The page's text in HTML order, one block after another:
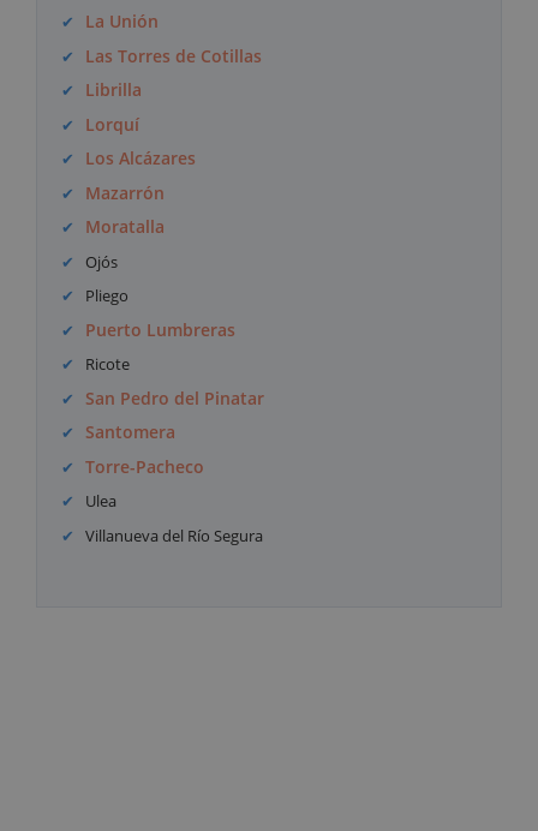
La Unión
Las Torres de Cotillas
Librilla
Lorquí
Los Alcázares
Mazarrón
Moratalla
Ojós
Pliego
Puerto Lumbreras
Ricote
San Pedro del Pinatar
Santomera
Torre-Pacheco
Ulea
Villanueva del Río Segura